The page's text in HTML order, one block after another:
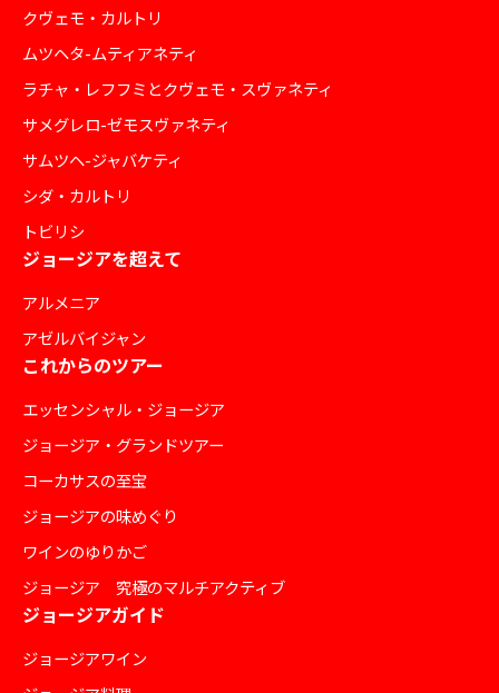
クヴェモ・カルトリ
ムツヘタ-ムティアネティ
ラチャ・レフフミとクヴェモ・スヴァネティ
サメグレロ-ゼモスヴァネティ
サムツヘ-ジャバケティ
シダ・カルトリ
トビリシ
ジョージアを超えて
アルメニア
アゼルバイジャン
これからのツアー
エッセンシャル・ジョージア
ジョージア・グランドツアー
コーカサスの至宝
ジョージアの味めぐり
ワインのゆりかご
ジョージア 究極のマルチアクティブ
ジョージアガイド
ジョージアワイン